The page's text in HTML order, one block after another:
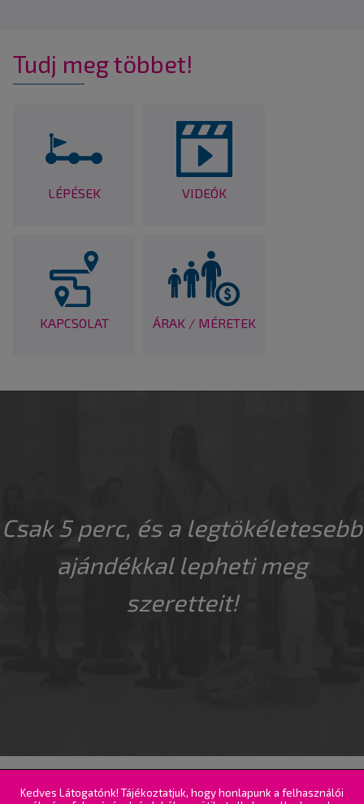
Tudj meg többet!
LÉPÉSEK VIDEÓK
KAPCSOLAT ÁRAK / MÉRETEK
Csak 5 perc, és a legtökéletesebb
ajándékkal lepheti meg
szeretteit!
© 2016-2026. 3DiClone - all rights reserved |Kvint-R
Kedves Látogatónk! Tájékoztatjuk, hogy honlapunk a felhasználói